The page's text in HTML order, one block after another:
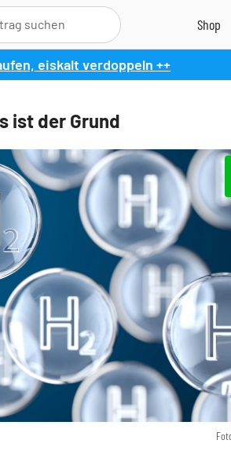
eiskalt verdoppeln ++
ist der Grund